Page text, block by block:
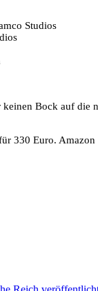
Studios
Bock auf
330 Euro.